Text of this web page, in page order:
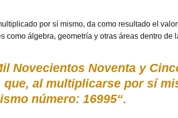
por sí mismo, da como resultado el
álgebra, geometría y otras áreas dentro de
Novecientos Noventa y
al multiplicarse por sí
número: 16995“.